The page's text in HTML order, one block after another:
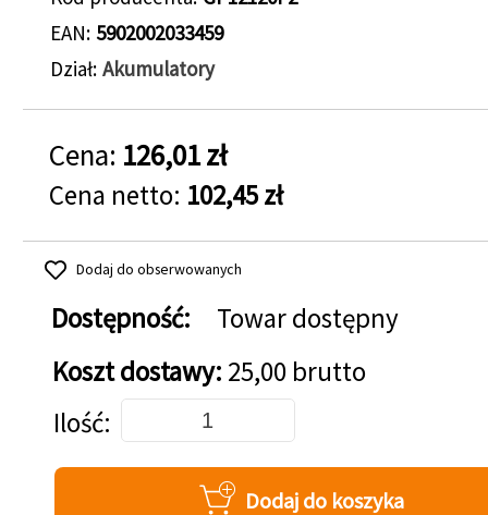
EAN 5902002033459
Dział Akumulatory
Cena: 126,01 zł
Cena netto: 102,45 zł
Dodaj do obserwowanych
Dostępność:
Towar dostępny
Koszt dostawy: 25,00 brutto
Dodaj do koszyka
Ilość
Dodaj do koszyka